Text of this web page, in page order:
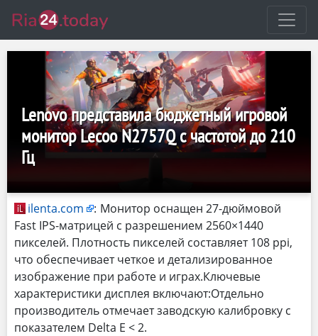
Lenovo представила бюджетный игровой
монитор Lecoo N2757Q с частотой до 210
Гц
ilenta.com : Монитор оснащен 27-дюймовой
Fast IPS-матрицей с разрешением 2560×1440
пикселей. Плотность пикселей составляет 108 ppi,
что обеспечивает четкое и детализированное
изображение при работе и играх.Ключевые
характеристики дисплея включают:Отдельно
производитель отмечает заводскую калибровку с
показателем Delta E < 2.